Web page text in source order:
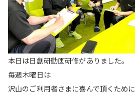
本日は日創研動画研修がありました。
毎週木曜日は
沢山のご利用者さまに喜んで頂くために